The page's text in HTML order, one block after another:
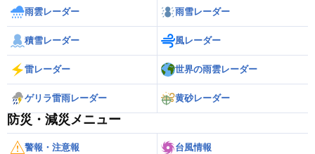
雨雲レーダー 雨雪レーダー
積雪レーダー 風レーダー
雷レーダー 世界の雨雲レーダー
ゲリラ雷雨レーダー 黄砂レーダー
防災・減災メニュー
警報・注意報 台風情報